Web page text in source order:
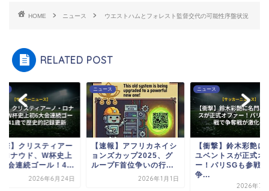
HOME ニュース ウエストハムとフォレスト監督交代の可能性序盤状況
RELATED POST
撃】クリスティアー
ロナウド、W杯史上
会連続ゴール！4...
2026年6月24日
ニュース
【速報】アフリカネイシ
ョンズカップ2025、グ
ループF首位争いの行...
2026年1月1日
ニュース
【衝撃】鈴木彩艶に
ユベントスが正式オ
ー！パリSGも参戦で
争...
2026年7